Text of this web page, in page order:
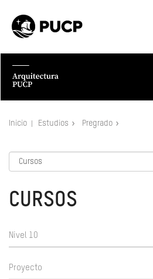
Inicio Estudios Pregrado
CURSOS
Nivel 10
Proyecto